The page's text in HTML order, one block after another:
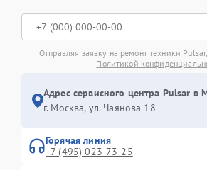
Отправляя заявку на ремонт техники
Политикой
Адрес сервисного центра Pulsar в
г. Москва, ул. Чаянова 18
Горячая линия
+7 (495) 023-73-25